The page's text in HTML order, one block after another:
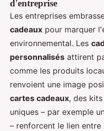
d'entreprise
Les entreprises
cadeaux pour marquer
environnemental. Les
personnalisés attirent
comme les produits
renvoient une image
cartes cadeaux, des
uniques – par exemple
– renforcent le lien entre